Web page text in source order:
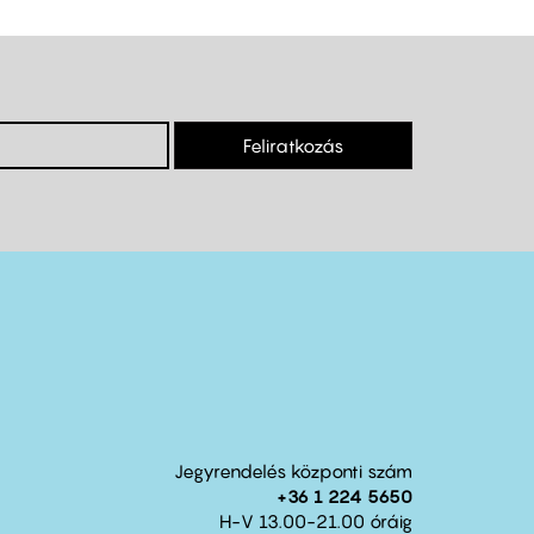
Feliratkozás
Jegyrendelés központi szám
+36 1 224 5650
H-V 13.00-21.00 óráig